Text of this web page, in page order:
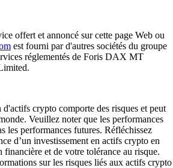
offert et annoncé sur cette page Web ou
est fourni par d'autres sociétés du groupe
réglementés de Foris DAX MT
crypto comporte des risques et peut
Veuillez noter que les performances
les performances futures. Réfléchissez
d’un investissement en actifs crypto en
et de votre tolérance au risque.
sur les risques liés aux actifs crypto